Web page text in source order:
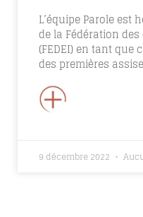
L’équipe Parole est
de la Fédération
(FEDEI) en tant que
des premières
+
9 décembre 2022